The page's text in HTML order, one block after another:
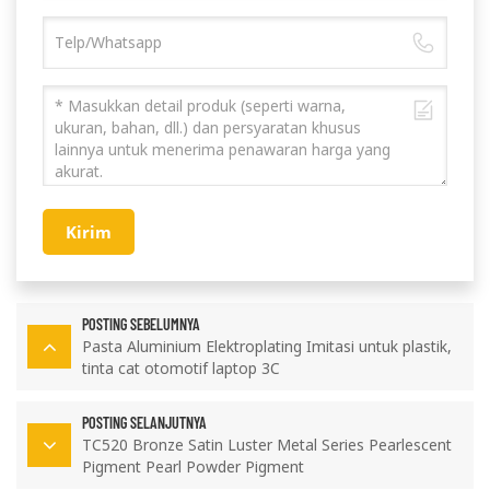
Kirim
POSTING SEBELUMNYA
Pasta Aluminium Elektroplating Imitasi untuk plastik,
tinta cat otomotif laptop 3C
POSTING SELANJUTNYA
TC520 Bronze Satin Luster Metal Series Pearlescent
Pigment Pearl Powder Pigment